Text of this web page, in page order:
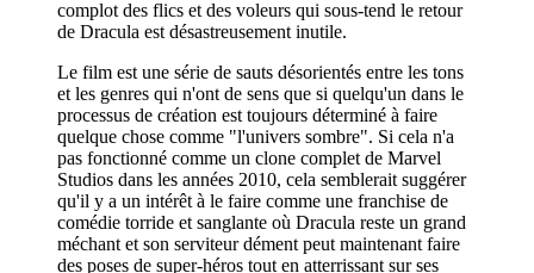
complot des flics et des voleurs qui sous-tend le retour
de Dracula est désastreusement inutile.
Le film est une série de sauts désorientés entre les tons
et les genres qui n'ont de sens que si quelqu'un dans le
processus de création est toujours déterminé à faire
quelque chose comme "l'univers sombre". Si cela n'a
pas fonctionné comme un clone complet de Marvel
Studios dans les années 2010, cela semblerait suggérer
qu'il y a un intérêt à le faire comme une franchise de
comédie torride et sanglante où Dracula reste un grand
méchant et son serviteur dément peut maintenant faire
des poses de super-héros tout en atterrissant sur ses